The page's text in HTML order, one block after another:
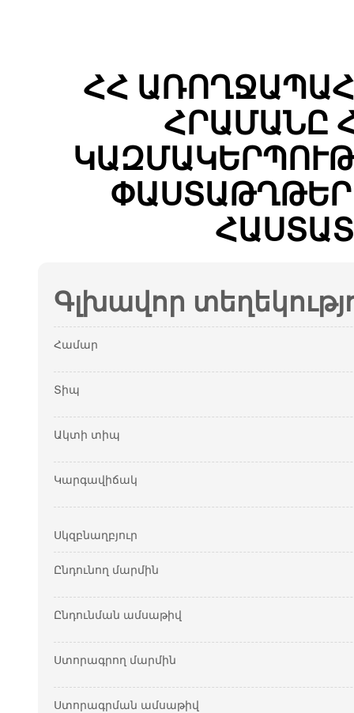
ՀՀ
ՀՐԱՄԱՆԸ
Գլխավոր
Համար
Տիպ
Ակտի տիպ
Կարգավիճակ
Սկզբնաղբյուր
Ընդունող մարմին
Ընդունման ամսաթիվ
Ստորագրող մարմին
Ստորագրման ամսաթիվ